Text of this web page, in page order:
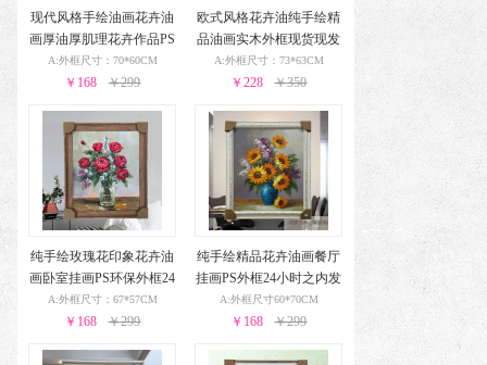
现代风格手绘油画花卉油
画厚油厚肌理花卉作品PS
环保外框现货现发24小时
之内发货
A:外框尺寸：70*60CM
￥168 ￥299
欧式风格花卉油纯手绘精
品油画实木外框现货现发
葡萄花瓶与酒杯24小时之
内发货
A:外框尺寸：73*63CM
￥228 ￥350
纯手绘玫瑰花印象花卉油
画卧室挂画PS环保外框24
小时之内发货
A:外框尺寸：67*57CM
￥168 ￥299
纯手绘精品花卉油画餐厅
挂画PS外框24小时之内发
货
A:外框尺寸60*70CM
￥168 ￥299